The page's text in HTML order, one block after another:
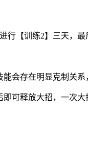
行【训练2】三天，
会存在明显克制关
可释放大招，一次